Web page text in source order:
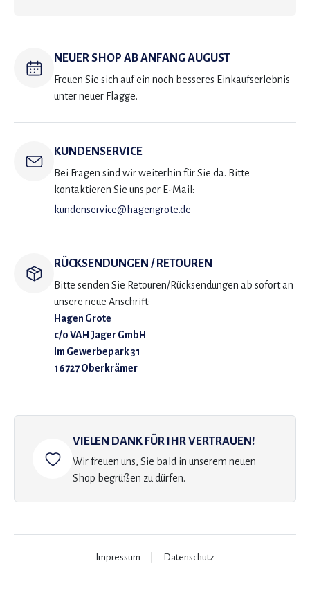
NEUER SHOP AB ANFANG AUGUST
Freuen Sie sich auf ein noch besseres Einkaufserlebnis
unter neuer Flagge.
KUNDENSERVICE
Bei Fragen sind wir weiterhin für Sie da. Bitte
kontaktieren Sie uns per E-Mail:
kundenservice@hagengrote.de
RÜCKSENDUNGEN / RETOUREN
Bitte senden Sie Retouren/Rücksendungen ab sofort an
unsere neue Anschrift:
Hagen Grote
c/o VAH Jager GmbH
Im Gewerbepark 31
16727 Oberkrämer
VIELEN DANK FÜR IHR VERTRAUEN!
Wir freuen uns, Sie bald in unserem neuen
Shop begrüßen zu dürfen.
Impressum Datenschutz